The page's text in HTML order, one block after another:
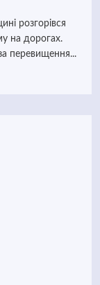
розгорівся
на дорогах.
перевищення...